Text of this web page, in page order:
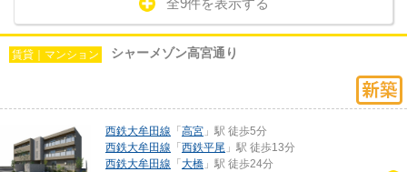
全9件を表示する
賃貸｜マンション シャーメゾン高宮通り
西鉄大牟田線 「 高宮 」駅 徒歩5分
西鉄大牟田線 「 西鉄平尾 」駅 徒歩13分
西鉄大牟田線 「 大橋 」駅 徒歩24分